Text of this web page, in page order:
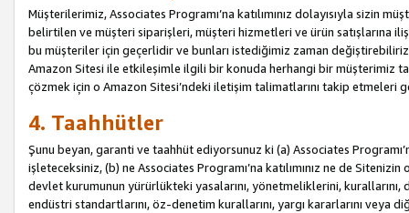
Müşterilerimiz, Associates Programı’na katılımınız dolayısıyla sizin
belirtilen ve müşteri siparişleri, müşteri hizmetleri ve ürün satışlarına
bu müşteriler için geçerlidir ve bunları istediğimiz zaman
Amazon Sitesi ile etkileşimle ilgili bir konuda herhangi bir müşterimiz
çözmek için o Amazon Sitesi’ndeki iletişim talimatlarını takip etmeleri
4. Taahhütler
Şunu beyan, garanti ve taahhüt ediyorsunuz ki (a) Associates
işleteceksiniz, (b) ne Associates Programı’na katılımınız ne de
devlet kurumunun yürürlükteki yasalarını, yönetmeliklerini,
endüstri standartlarını, öz-denetim kurallarını, yargı kararlarını